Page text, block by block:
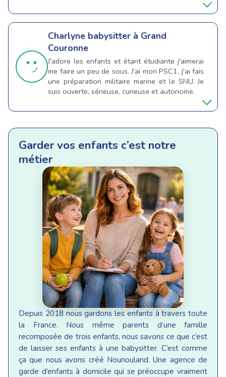
Charlyne babysitter à Grand
Couronne
J'adore les enfants et étant étudiante j'aimerai
me faire un peu de sous. J'ai mon PSC1, j'ai fais
une préparation militaire marine et le SNU. Je
suis ouverte, sérieuse, curieuse et autonome.
Garder vos enfants c’est notre
métier
Depuis 2018 nous gardons les enfants à travers toute
la France. Nous même parents d’une famille
recomposée de trois enfants, nous savons ce que c’est
de laisser ses enfants à une babysitter. C’est comme
ça que nous avons créé Nounouland. Une agence de
garde d’enfants à domicile qui se préoccupe vraiment